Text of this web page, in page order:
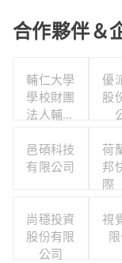
合作夥伴＆
輔仁大學
學校財團
法人輔仁
優
股
邑碩科技
有限公司
荷
邦
際
分
工
尚穩投資
股份有限
公司
視